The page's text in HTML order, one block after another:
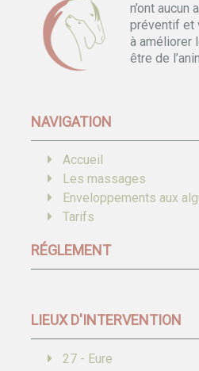
n’ont aucun
préventif et
à améliorer
être de
NAVIGATION
Accueil
Les massages
Enveloppements aux
Tarifs
RÉGLEMENT
LIEUX D'INTERVENTION
27 - Eure